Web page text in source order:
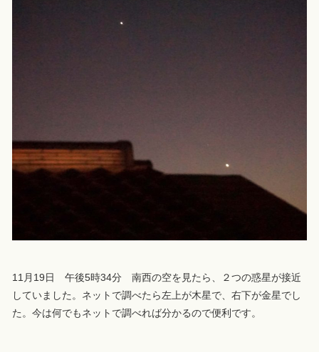
11月19日 午後5時34分 南西の空を見たら、２つの惑星が接近
していました。ネットで調べたら左上が木星で、右下が金星でし
た。今は何でもネットで調べれば分かるので便利です。